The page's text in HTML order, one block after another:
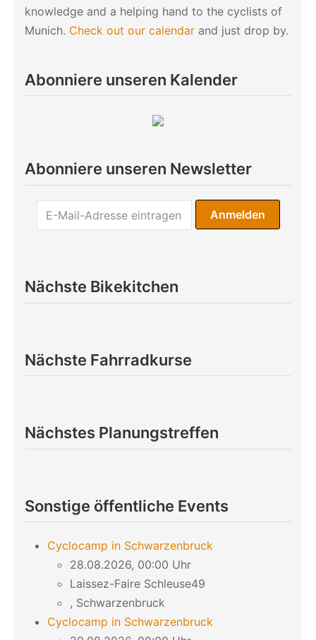
knowledge and a helping hand to the cyclists of
Munich. Check out our calendar and just drop by.
Abonniere unseren Kalender
Abonniere unseren Newsletter
Nächste Bikekitchen
Nächste Fahrradkurse
Nächstes Planungstreffen
Sonstige öffentliche Events
Cyclocamp in Schwarzenbruck
28.08.2026, 00:00 Uhr
Laissez-Faire Schleuse49
, Schwarzenbruck
Cyclocamp in Schwarzenbruck